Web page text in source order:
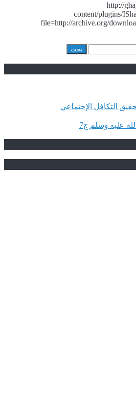
http://
content/plugins/
file=http://archive.org/
التكافل الإجتماعي
عليه وسلم ج7